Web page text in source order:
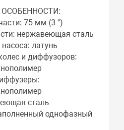
75 мм (3 ")
нержавеющая сталь
латунь
и диффузоров:
сталь
однофазный